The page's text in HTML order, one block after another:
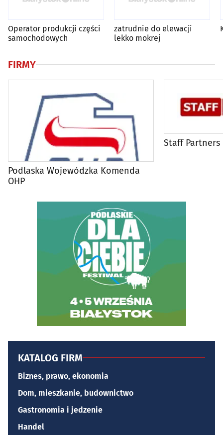
Operator produkcji części
samochodowych
zatrudnie do elewacji
lekko mokrej
FIRMY
Podlaska Wojewódzka Komenda
OHP
Staff Partners
KATALOG FIRM
Biznes, prawo, ekonomia
Dom, mieszkanie, budownictwo
Gastronomia i jedzenie
Handel